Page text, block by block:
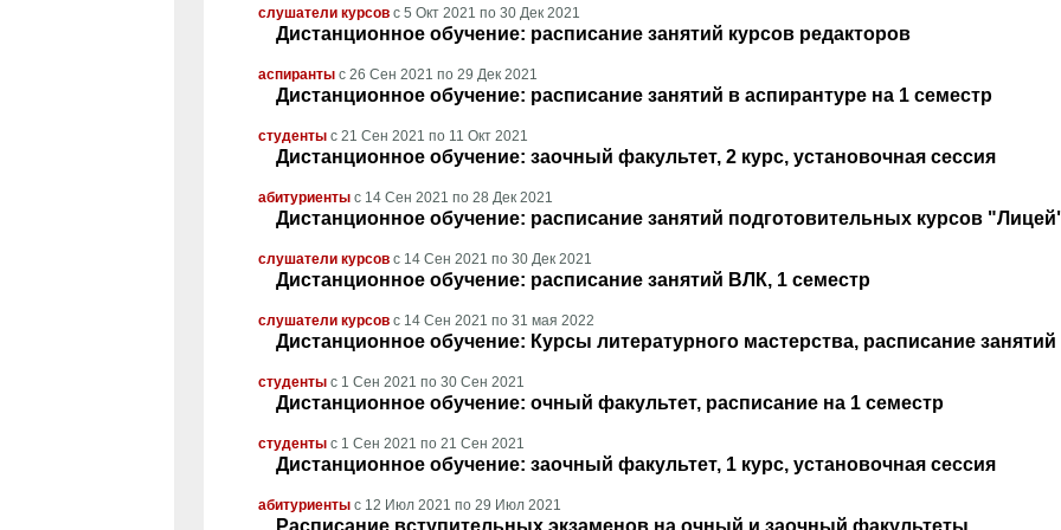
слушатели курсов с 5 Окт 2021 по 30 Дек 2021
Дистанционное обучение: расписание занятий курсов редакторов
аспиранты с 26 Сен 2021 по 29 Дек 2021
Дистанционное обучение: расписание занятий в аспирантуре на 1 семестр
студенты с 21 Сен 2021 по 11 Окт 2021
Дистанционное обучение: заочный факультет, 2 курс, установочная сессия
абитуриенты с 14 Сен 2021 по 28 Дек 2021
Дистанционное обучение: расписание занятий подготовительных курсов
слушатели курсов с 14 Сен 2021 по 30 Дек 2021
Дистанционное обучение: расписание занятий ВЛК, 1 семестр
слушатели курсов с 14 Сен 2021 по 31 мая 2022
Дистанционное обучение: Курсы литературного мастерства, расписание занятий
студенты с 1 Сен 2021 по 30 Сен 2021
Дистанционное обучение: очный факультет, расписание на 1 семестр
студенты с 1 Сен 2021 по 21 Сен 2021
Дистанционное обучение: заочный факультет, 1 курс, установочная сессия
абитуриенты с 12 Июл 2021 по 29 Июл 2021
Расписание вступительных экзаменов на очный и заочный факультеты